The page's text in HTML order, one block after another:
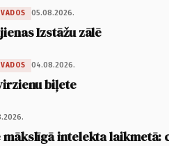
05.08.2026.
Izstāžu zālē
04.08.2026.
biļete
intelekta laikmetā: